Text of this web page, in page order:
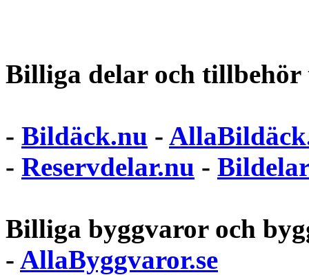
Billiga delar och
- Bildäck.nu -
- Reservdelar.nu - Bildelar
Billiga byggvaror och
- AllaByggvaror.se